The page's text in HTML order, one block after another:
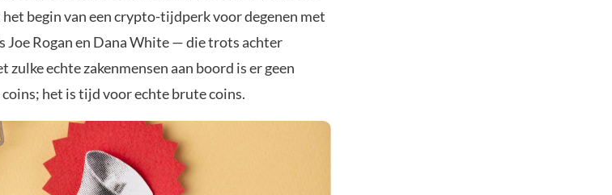
begin van een crypto-tijdperk voor degenen met
Joe Rogan en Dana White — die trots achter
zulke echte zakenmensen aan boord is er geen
het is tijd voor echte brute coins.